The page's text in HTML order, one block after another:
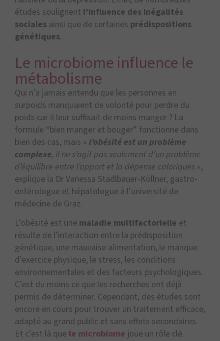
études soulignent l’influence des inégalités
sociales ainsi que de certaines prédispositions
génétiques.
Le microbiome influence le
métabolisme
Qui n’a jamais entendu que les personnes en
surpoids manquaient de volonté pour perdre du
poids car il leur suffisait de moins manger ? La
formule “bien manger et bouger” fonctionne dans
bien des cas, mais « l’obésité est un problème
complexe, il ne s’agit pas seulement d’un problème
d’équilibre entre l’apport et la dépense caloriques »,
explique la Dr Vanessa Stadlbauer-Köllner, gastro-
entérologue et hépatologue à l’université de
médecine de Graz.
L’obésité est une maladie multifactorielle et
résulte de l’interaction entre la prédisposition
génétique, une mauvaise alimentation, le manque
d’exercice physique, le stress, les conditions
environnementales et des facteurs psychologiques.
C’est du moins ce que les recherches ont déjà
permis de déterminer. Cependant, des études sont
encore en cours pour trouver un traitement efficace,
adapté au grand public et sans effets secondaires.
Et c’est là que le microbiome joue un rôle clé.